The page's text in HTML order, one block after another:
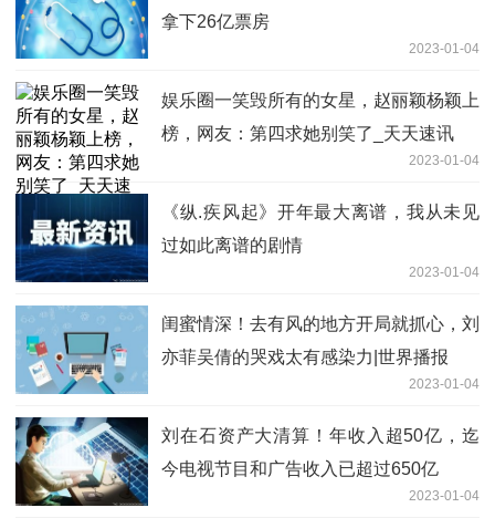
拿下26亿票房
2023-01-04
娱乐圈一笑毁所有的女星，赵丽颖杨颖上
榜，网友：第四求她别笑了_天天速讯
2023-01-04
《纵.疾风起》开年最大离谱，我从未见
过如此离谱的剧情
2023-01-04
闺蜜情深！去有风的地方开局就抓心，刘
亦菲吴倩的哭戏太有感染力|世界播报
2023-01-04
刘在石资产大清算！年收入超50亿，迄
今电视节目和广告收入已超过650亿
2023-01-04